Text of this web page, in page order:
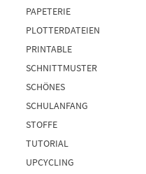
PAPETERIE
PLOTTERDATEIEN
PRINTABLE
SCHNITTMUSTER
SCHÖNES
SCHULANFANG
STOFFE
TUTORIAL
UPCYCLING